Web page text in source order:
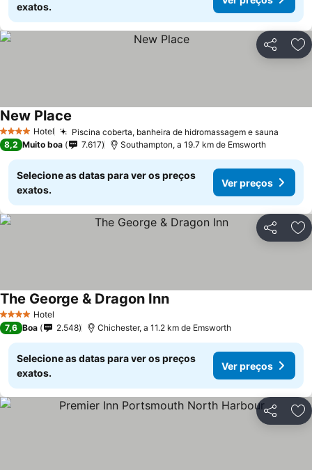
exatos.
Partilhar
4 EstrelasHotel Piscina coberta, banheira de hidromassagem e sauna
New Place
8,2 Muito boa 7.617 Southampton, a 19.7 km de Emsworth
Selecione as datas para ver os preços
exatos.
Ver preços
Partilhar
4 EstrelasHotel
The George & Dragon Inn
7,6 Boa 2.548 Chichester, a 11.2 km de Emsworth
Selecione as datas para ver os preços
exatos.
Ver preços
Partilhar